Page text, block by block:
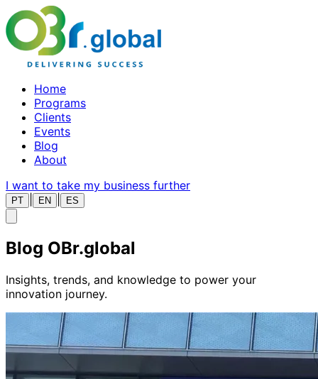
Home
Programs
Clients
Events
Blog
About
I want to take my business further
PT EN ES
Blog OBr.global
Insights, trends, and knowledge to power your
innovation journey.